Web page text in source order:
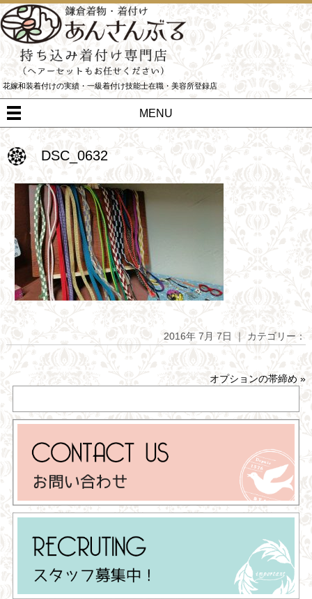
花嫁和装着付けの実績・一級着付け技能士在職・美容所登録店
MENU
DSC_0632
2016年 7月 7日 ｜ カテゴリー：
オプションの帯締め »